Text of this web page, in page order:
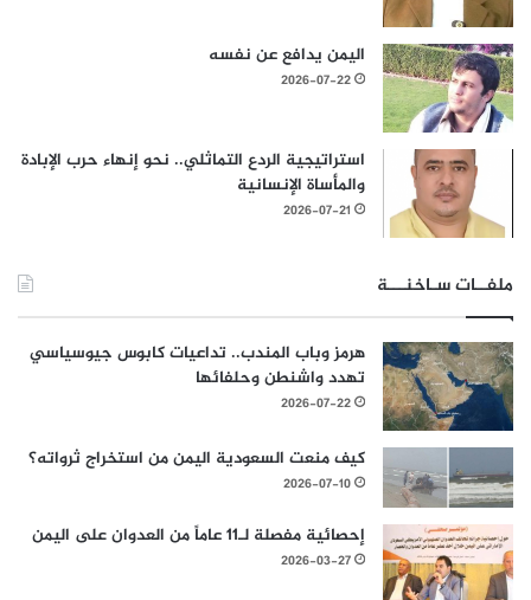
اليمن يدافع عن نفسه
2026-07-22
استراتيجية الردع التماثلي.. نحو إنهاء حرب الإبادة
والمأساة الإنسانية
2026-07-21
ملفــات سـاخنـــة
هرمز وباب المندب.. تداعيات كابوس جيوسياسي
تهدد واشنطن وحلفائها
2026-07-22
كيف منعت السعودية اليمن من استخراج ثرواته؟
2026-07-10
إحصائية مفصلة لـ11 عاماً من العدوان على اليمن
2026-03-27